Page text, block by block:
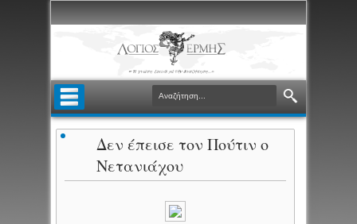
Δεν έπεισε τον Πούτιν ο
Νετανιάχου